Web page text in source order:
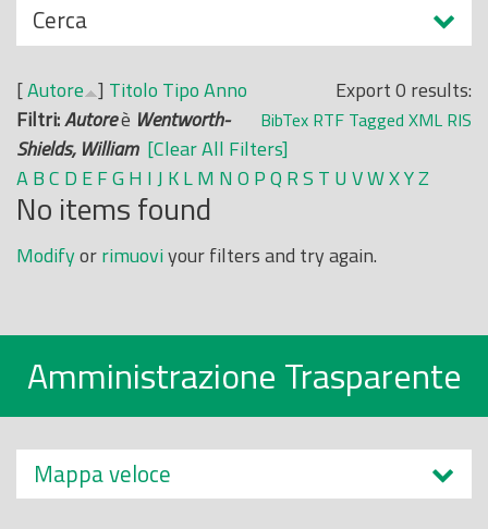
N
a
s
c
o
n
d
i
Cerca
Export 0 results:
BibTex RTF Tagged XML RIS
[Autore ] Titolo TipoAnno
Filtri:Autoreè Wentworth-
Shields, William [Clear All Filters]
ABC D EFG H IJ KLM N O PQ RS T U VWXYZ
No items found
Modifyorrimuoviyour filters and try again.
Amministrazione Trasparente
Mappa veloce